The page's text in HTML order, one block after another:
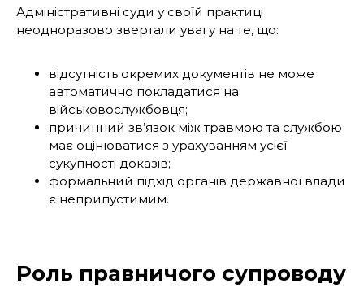
Адміністративні суди у своїй практиці
неодноразово звертали увагу на те, що:
відсутність окремих документів не може
автоматично покладатися на
військовослужбовця;
причинний зв’язок між травмою та службою
має оцінюватися з урахуванням усієї
сукупності доказів;
формальний підхід органів державної влади
є неприпустимим.
Роль правничого супроводу